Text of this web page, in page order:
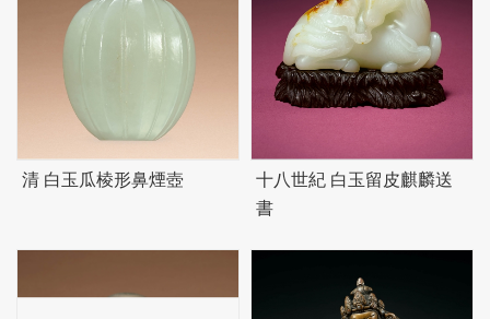
清 白玉瓜棱形鼻煙壺
十八世紀 白玉留皮麒麟送
書